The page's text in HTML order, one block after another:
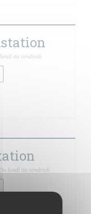
au vendredi
lundi au vendredi